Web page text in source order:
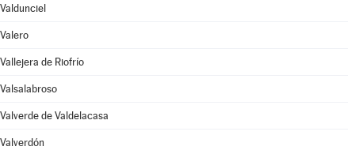
Valdunciel
Valero
Vallejera de Riofrío
Valsalabroso
Valverde de Valdelacasa
Valverdón